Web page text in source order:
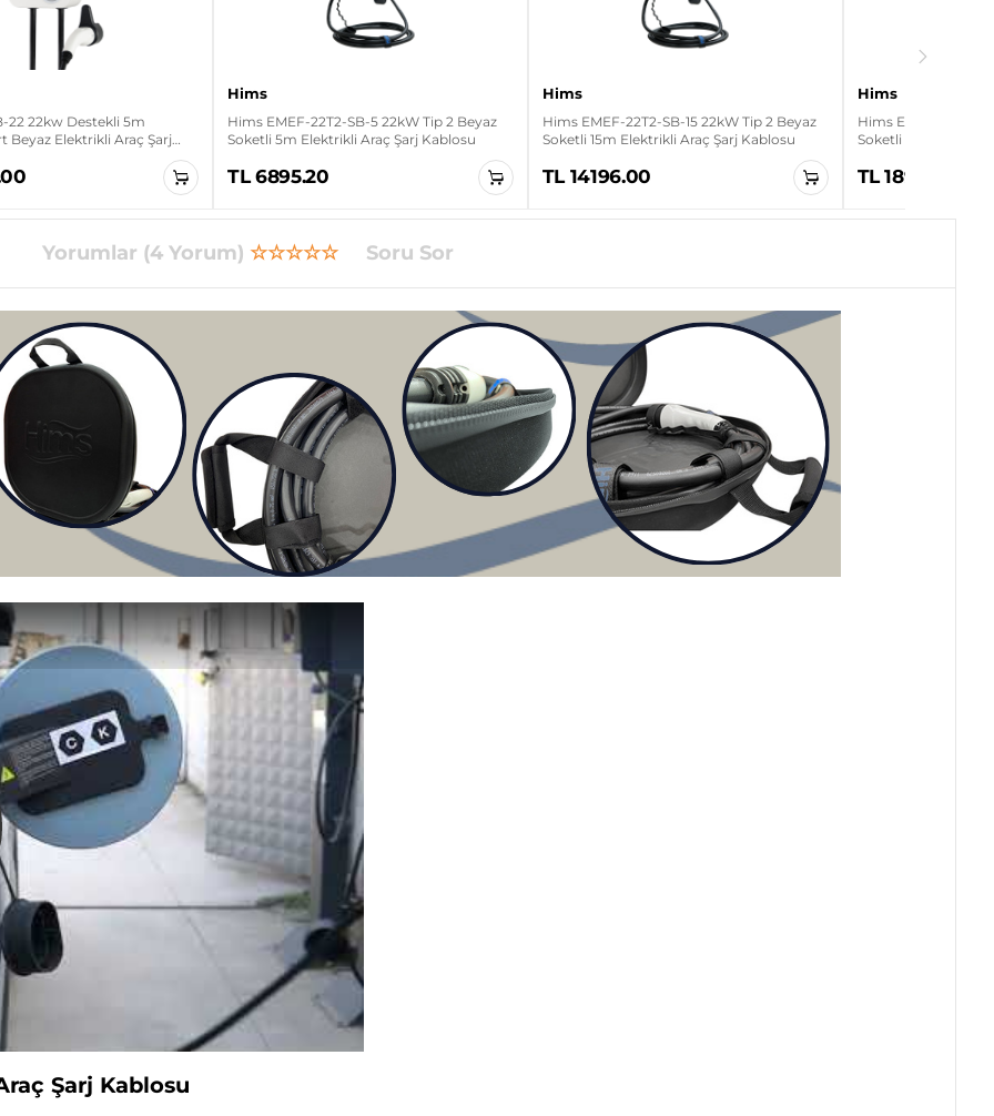
22 22kw Destekli 5m
Beyaz Elektrikli Araç Şarj
Hims
Hims EMEF-22T2-SB-5 22kW Tip 2 Beyaz
Soketli 5m Elektrikli Araç Şarj Kablosu
TL 6895.20
Hims
Hims EMEF-22T2-SB-15 22kW Tip 2 Beyaz
Soketli 15m Elektrikli Araç Şarj Kablosu
TL 14196.00
Hims
Hims EMEF-22T2-
Soketli 20m
TL 18982.10
Yorumlar (4 Yorum) ☆☆☆☆☆ Soru Sor
Şarj Kablosu